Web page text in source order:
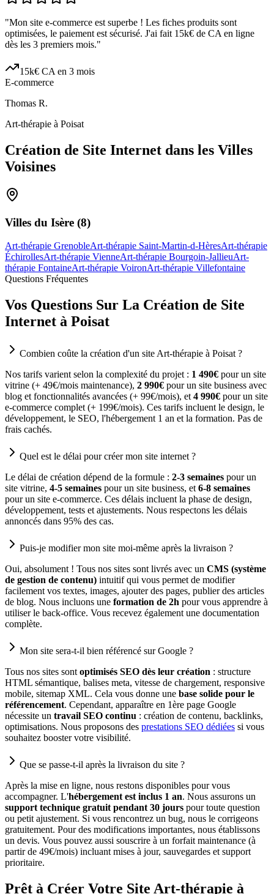
"Mon site e-commerce est superbe ! Les fiches produits sont
optimisées, le paiement est sécurisé. J'ai fait 15k€ de CA en ligne
dès les 3 premiers mois."
15k€ CA en 3 mois
E-commerce
Thomas R.
Art-thérapie à Poisat
Création de Site Internet dans les Villes
Voisines
Villes du Isère (8)
Art-thérapie GrenobleArt-thérapie Saint-Martin-d-HèresArt-thérapie
ÉchirollesArt-thérapie VienneArt-thérapie Bourgoin-JallieuArt-
thérapie FontaineArt-thérapie VoironArt-thérapie Villefontaine
Questions Fréquentes
Vos Questions Sur La Création de Site
Internet à Poisat
Combien coûte la création d'un site Art-thérapie à Poisat ?
Nos tarifs varient selon la complexité du projet : 1 490€ pour un site
vitrine (+ 49€/mois maintenance), 2 990€ pour un site business avec
blog et fonctionnalités avancées (+ 99€/mois), et 4 990€ pour un site
e-commerce complet (+ 199€/mois). Ces tarifs incluent le design, le
développement, le SEO, l'hébergement 1 an et la formation. Pas de
frais cachés.
Quel est le délai pour créer mon site internet ?
Le délai de création dépend de la formule : 2-3 semaines pour un
site vitrine, 4-5 semaines pour un site business, et 6-8 semaines
pour un site e-commerce. Ces délais incluent la phase de design,
développement, tests et ajustements. Nous respectons les délais
annoncés dans 95% des cas.
Puis-je modifier mon site moi-même après la livraison ?
Oui, absolument ! Tous nos sites sont livrés avec un CMS (système
de gestion de contenu) intuitif qui vous permet de modifier
facilement vos textes, images, ajouter des pages, publier des articles
de blog. Nous incluons une formation de 2h pour vous apprendre à
utiliser le back-office. Vous recevez également une documentation
complète.
Mon site sera-t-il bien référencé sur Google ?
Tous nos sites sont optimisés SEO dès leur création : structure
HTML sémantique, balises meta, vitesse de chargement, responsive
mobile, sitemap XML. Cela vous donne une base solide pour le
référencement. Cependant, apparaître en 1ère page Google
nécessite un travail SEO continu : création de contenu, backlinks,
optimisations. Nous proposons des prestations SEO dédiées si vous
souhaitez booster votre visibilité.
Que se passe-t-il après la livraison du site ?
Après la mise en ligne, nous restons disponibles pour vous
accompagner. L'hébergement est inclus 1 an. Nous assurons un
support technique gratuit pendant 30 jours pour toute question
ou petit ajustement. Si vous rencontrez un bug, nous le corrigeons
gratuitement. Pour des modifications importantes, nous établissons
un devis. Vous pouvez aussi souscrire à un forfait maintenance (à
partir de 49€/mois) incluant mises à jour, sauvegardes et support
prioritaire.
Prêt à Créer Votre Site Art-thérapie à